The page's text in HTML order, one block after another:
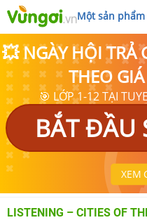
Một sản
💥 NGÀY HỘI TRẢ
THEO
🎯 LỚP 1-12 TẠI
BẮT ĐẦU
XEM
LISTENING – CITIES OF